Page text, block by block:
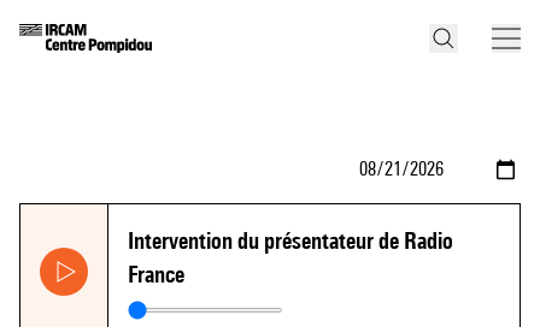
Intervention du présentateur de Radio
France